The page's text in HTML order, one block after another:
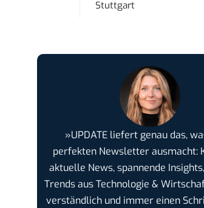
Stuttgart
»UPDATE liefert genau das,
perfekten Newsletter ausmacht:
aktuelle News, spannende
Trends aus Technologie &
verständlich und immer einen